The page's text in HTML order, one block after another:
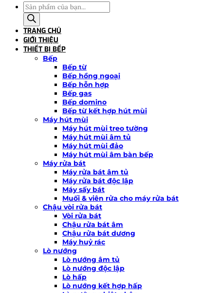
Tìm
kiếm
sản
phẩm
TRANG CHỦ
GIỚI THIỆU
THIẾT BỊ BẾP
Bếp
Bếp từ
Bếp hồng ngoại
Bếp hỗn hợp
Bếp gas
Bếp domino
Bếp từ kết hợp hút mùi
Máy hút mùi
Máy hút mùi treo tường
Máy hút mùi âm tủ
Máy hút mùi đảo
Máy hút mùi âm bàn bếp
Máy rửa bát
Máy rửa bát âm tủ
Máy rửa bát độc lập
Máy sấy bát
Muối & viên rửa cho máy rửa bát
Chậu vòi rửa bát
Vòi rửa bát
Chậu rửa bát âm
Chậu rửa bát dương
Máy huỷ rác
Lò nướng
Lò nướng âm tủ
Lò nướng độc lập
Lò hấp
Lò nướng kết hợp hấp